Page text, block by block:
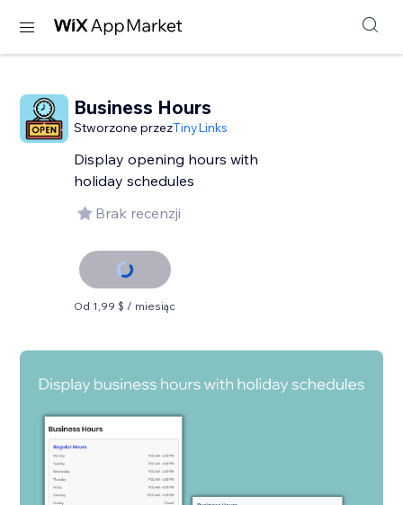
Business Hours
Stworzone przezTinyLinks
Display opening hours with
holiday schedules
Brak recenzji
Od 1,99 $ / miesiąc